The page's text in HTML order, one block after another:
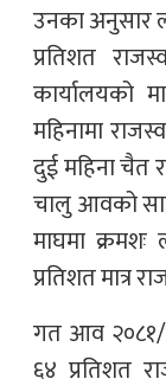
उनका अनुसार
प्रतिशत
कार्यालयको
महिनामा
दुई महिना चैत
चालु आवको
माघमा
प्रतिशत मात्र
गत आव २०८१/
६४ प्रतिशत